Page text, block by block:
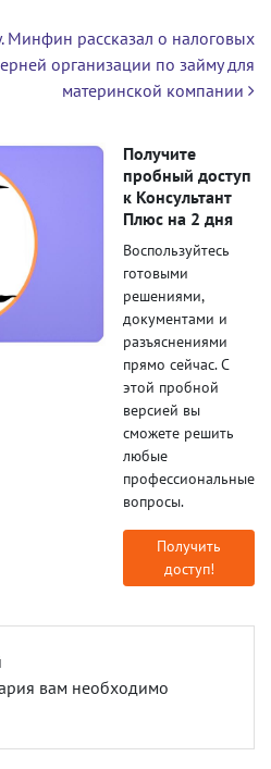
Минфин рассказал о налоговых
организации по займу для
материнской компании
Получите
пробный доступ
к Консультант
Плюс на 2 дня
Воспользуйтесь
готовыми
решениями,
документами и
разъяснениями
прямо сейчас. С
этой пробной
версией вы
сможете решить
любые
профессиональные
вопросы.
Получить
доступ!
вам необходимо